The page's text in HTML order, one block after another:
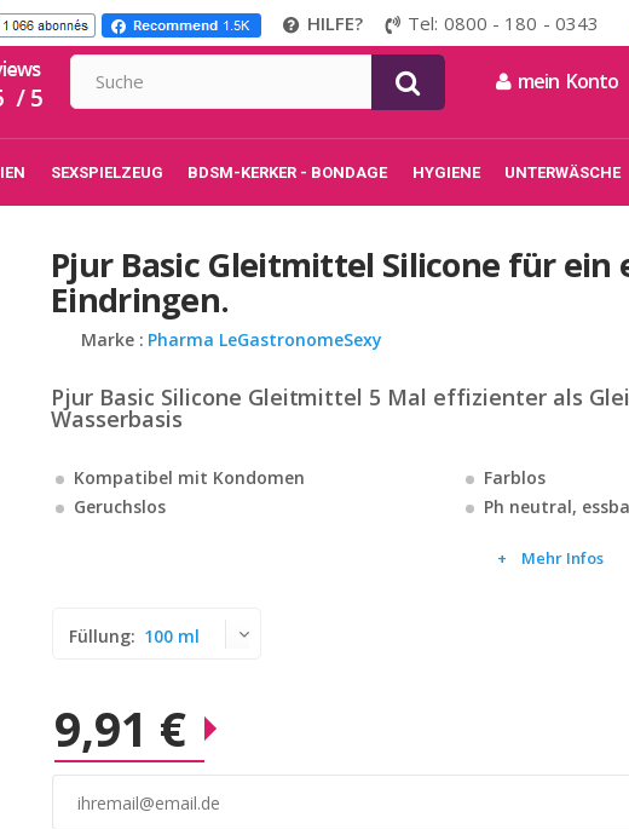
HILFE? Tel: 0800 - 180 - 0343
mein Konto
SEXSPIELZEUG BDSM-KERKER - BONDAGE HYGIENE UNTERWÄSCHE
Pjur Basic Gleitmittel Silicone für
Eindringen.
Marke : Pharma LeGastronomeSexy
Pjur Basic Silicone Gleitmittel 5 Mal effizienter als
Wasserbasis
Kompatibel mit Kondomen
Farblos
Geruchslos
Ph neutral,
Mehr Infos
Füllung: 100 ml
9,91 €